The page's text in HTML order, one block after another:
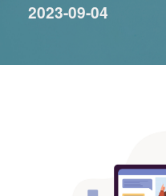
2023-09-04